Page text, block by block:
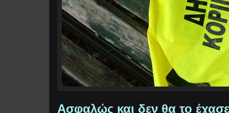
Ασφαλώς και δεν θα το